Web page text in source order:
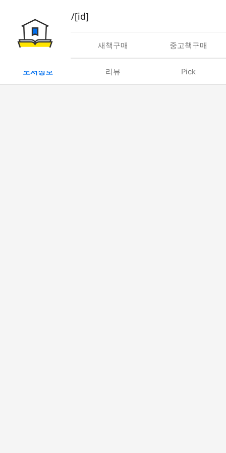
book/rent/[id]
대여 새책구매 중고책구매
도서정보 리뷰 Pick